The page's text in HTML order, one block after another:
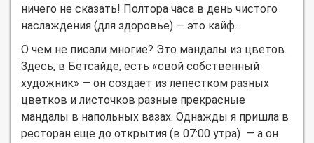
ничего не сказать! Полтора часа в день чистого
наслаждения (для здоровье) — это кайф.
О чем не писали многие? Это мандалы из цветов.
Здесь, в Бетсайде, есть «свой собственный
художник» — он создает из лепестком разных
цветков и листочков разные прекрасные
мандалы в напольных вазах. Однажды я пришла в
ресторан еще до открытия (в 07:00 утра) — а он